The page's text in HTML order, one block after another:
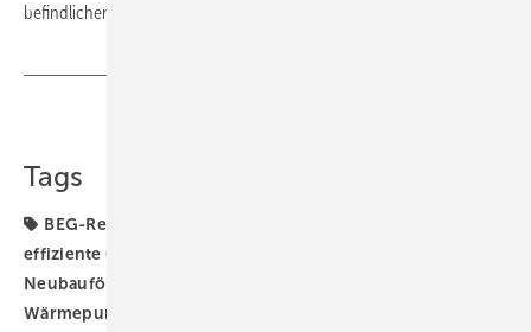
befindlichen neuen F-Gase-Verordnung zu
Tags
BEG-Reform
effiziente Gebäude
Neubauförderung
Wärmepumpe